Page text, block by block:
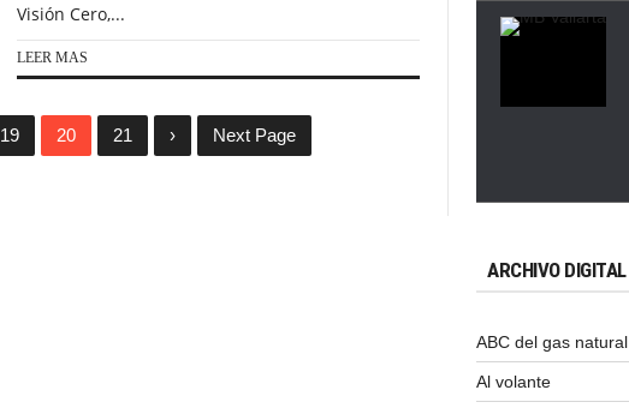
Visión Cero,...
LEER MAS
19 20 21 › Next Page
ARCHIVO DIGITAL
ABC del gas natural
Al volante